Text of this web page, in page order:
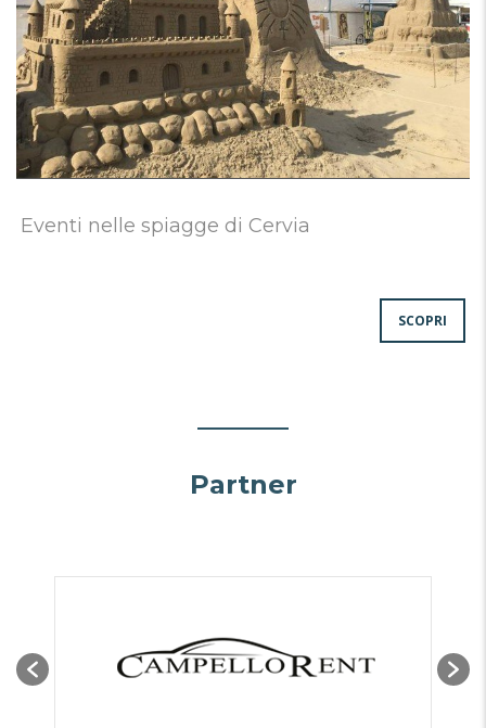
Eventi nelle spiagge di Cervia
SCOPRI
Partner